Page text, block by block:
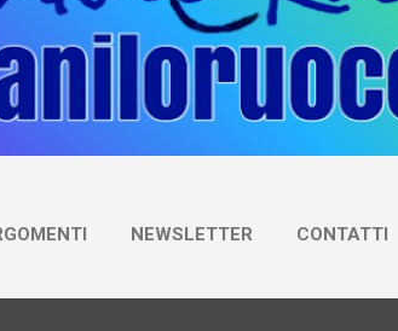
NEWSLETTER CONTATTI